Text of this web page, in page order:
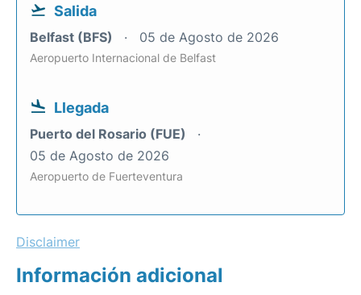
Salida
Belfast (BFS) 05 de Agosto de 2026
Aeropuerto Internacional de Belfast
Llegada
Puerto del Rosario (FUE)
05 de Agosto de 2026
Aeropuerto de Fuerteventura
Disclaimer
Información adicional